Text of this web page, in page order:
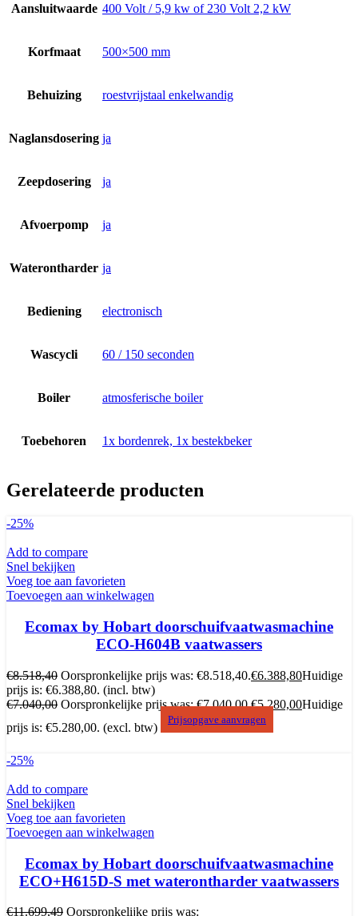
Aansluitwaarde 400 Volt / 5,9 kw of 230 Volt 2,2 kW
Korfmaat 500×500 mm
Behuizing roestvrijstaal enkelwandig
Naglansdosering ja
Zeepdosering ja
Afvoerpomp ja
Waterontharder ja
Bediening electronisch
Wascycli 60 / 150 seconden
Boiler atmosferische boiler
Toebehoren 1x bordenrek, 1x bestekbeker
Gerelateerde producten
-25%
Add to compare
Snel bekijken
Voeg toe aan favorieten
Toevoegen aan winkelwagen
Ecomax by Hobart doorschuifvaatwasmachine
ECO-H604B vaatwassers
€8.518,40 Oorspronkelijke prijs was: €8.518,40.€6.388,80Huidige
prijs is: €6.388,80. (incl. btw)
€7.040,00 Oorspronkelijke prijs was: €7.040,00.€5.280,00Huidige
prijs is: €5.280,00. (excl. btw)
Prijsopgave aanvragen
-25%
Add to compare
Snel bekijken
Voeg toe aan favorieten
Toevoegen aan winkelwagen
Ecomax by Hobart doorschuifvaatwasmachine
ECO+H615D-S met waterontharder vaatwassers
€11.699,49 Oorspronkelijke prijs was: